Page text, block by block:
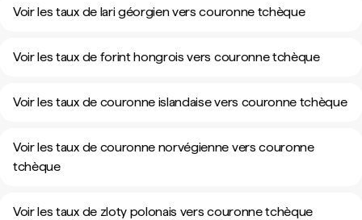
Voir les taux de lari géorgien vers couronne tchèque
Voir les taux de forint hongrois vers couronne tchèque
Voir les taux de couronne islandaise vers couronne tchèque
Voir les taux de couronne norvégienne vers couronne
tchèque
Voir les taux de zloty polonais vers couronne tchèque